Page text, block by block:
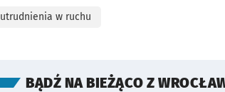
utrudnienia w ruchu
BĄDŹ NA BIEŻĄCO Z